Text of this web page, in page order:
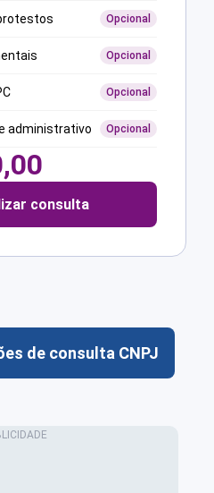
Opcional
Opcional
Opcional
administrativo Opcional
consulta
de consulta CNPJ